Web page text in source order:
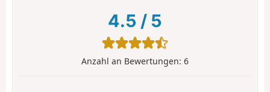
4.5 / 5
Anzahl an Bewertungen: 6